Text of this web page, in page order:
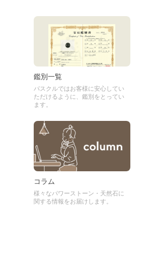
鑑別一覧
パスクルではお客様に安心してい
ただけるように、鑑別をとってい
ます。
コラム
様々なパワーストーン・天然石に
関する情報をお届けします。